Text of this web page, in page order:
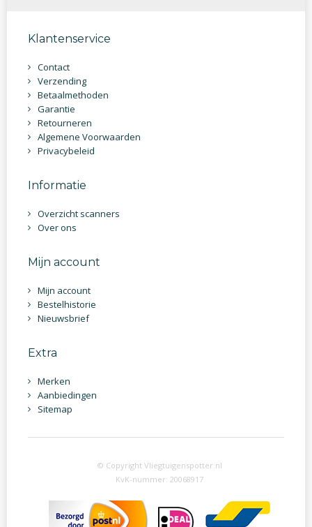
Klantenservice
Contact
Verzending
Betaalmethoden
Garantie
Retourneren
Algemene Voorwaarden
Privacybeleid
Informatie
Overzicht scanners
Over ons
Mijn account
Mijn account
Bestelhistorie
Nieuwsbrief
Extra
Merken
Aanbiedingen
Sitemap
© Copyright Vliegtuigenspotter.nl
KvK-nummer: 20068917